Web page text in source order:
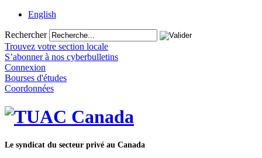
English
Rechercher
Trouvez votre section locale
S’abonner à nos cyberbulletins
Connexion
Bourses d'études
Coordonnées
Le syndicat du secteur privé au Canada